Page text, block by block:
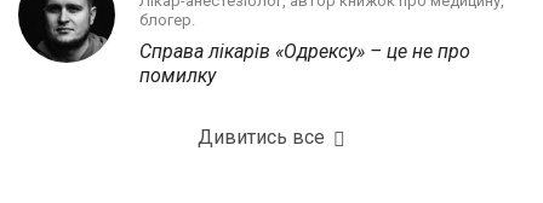
блогер.
Справа лікарів «Одрексу» – це не про
помилку
Дивитись все